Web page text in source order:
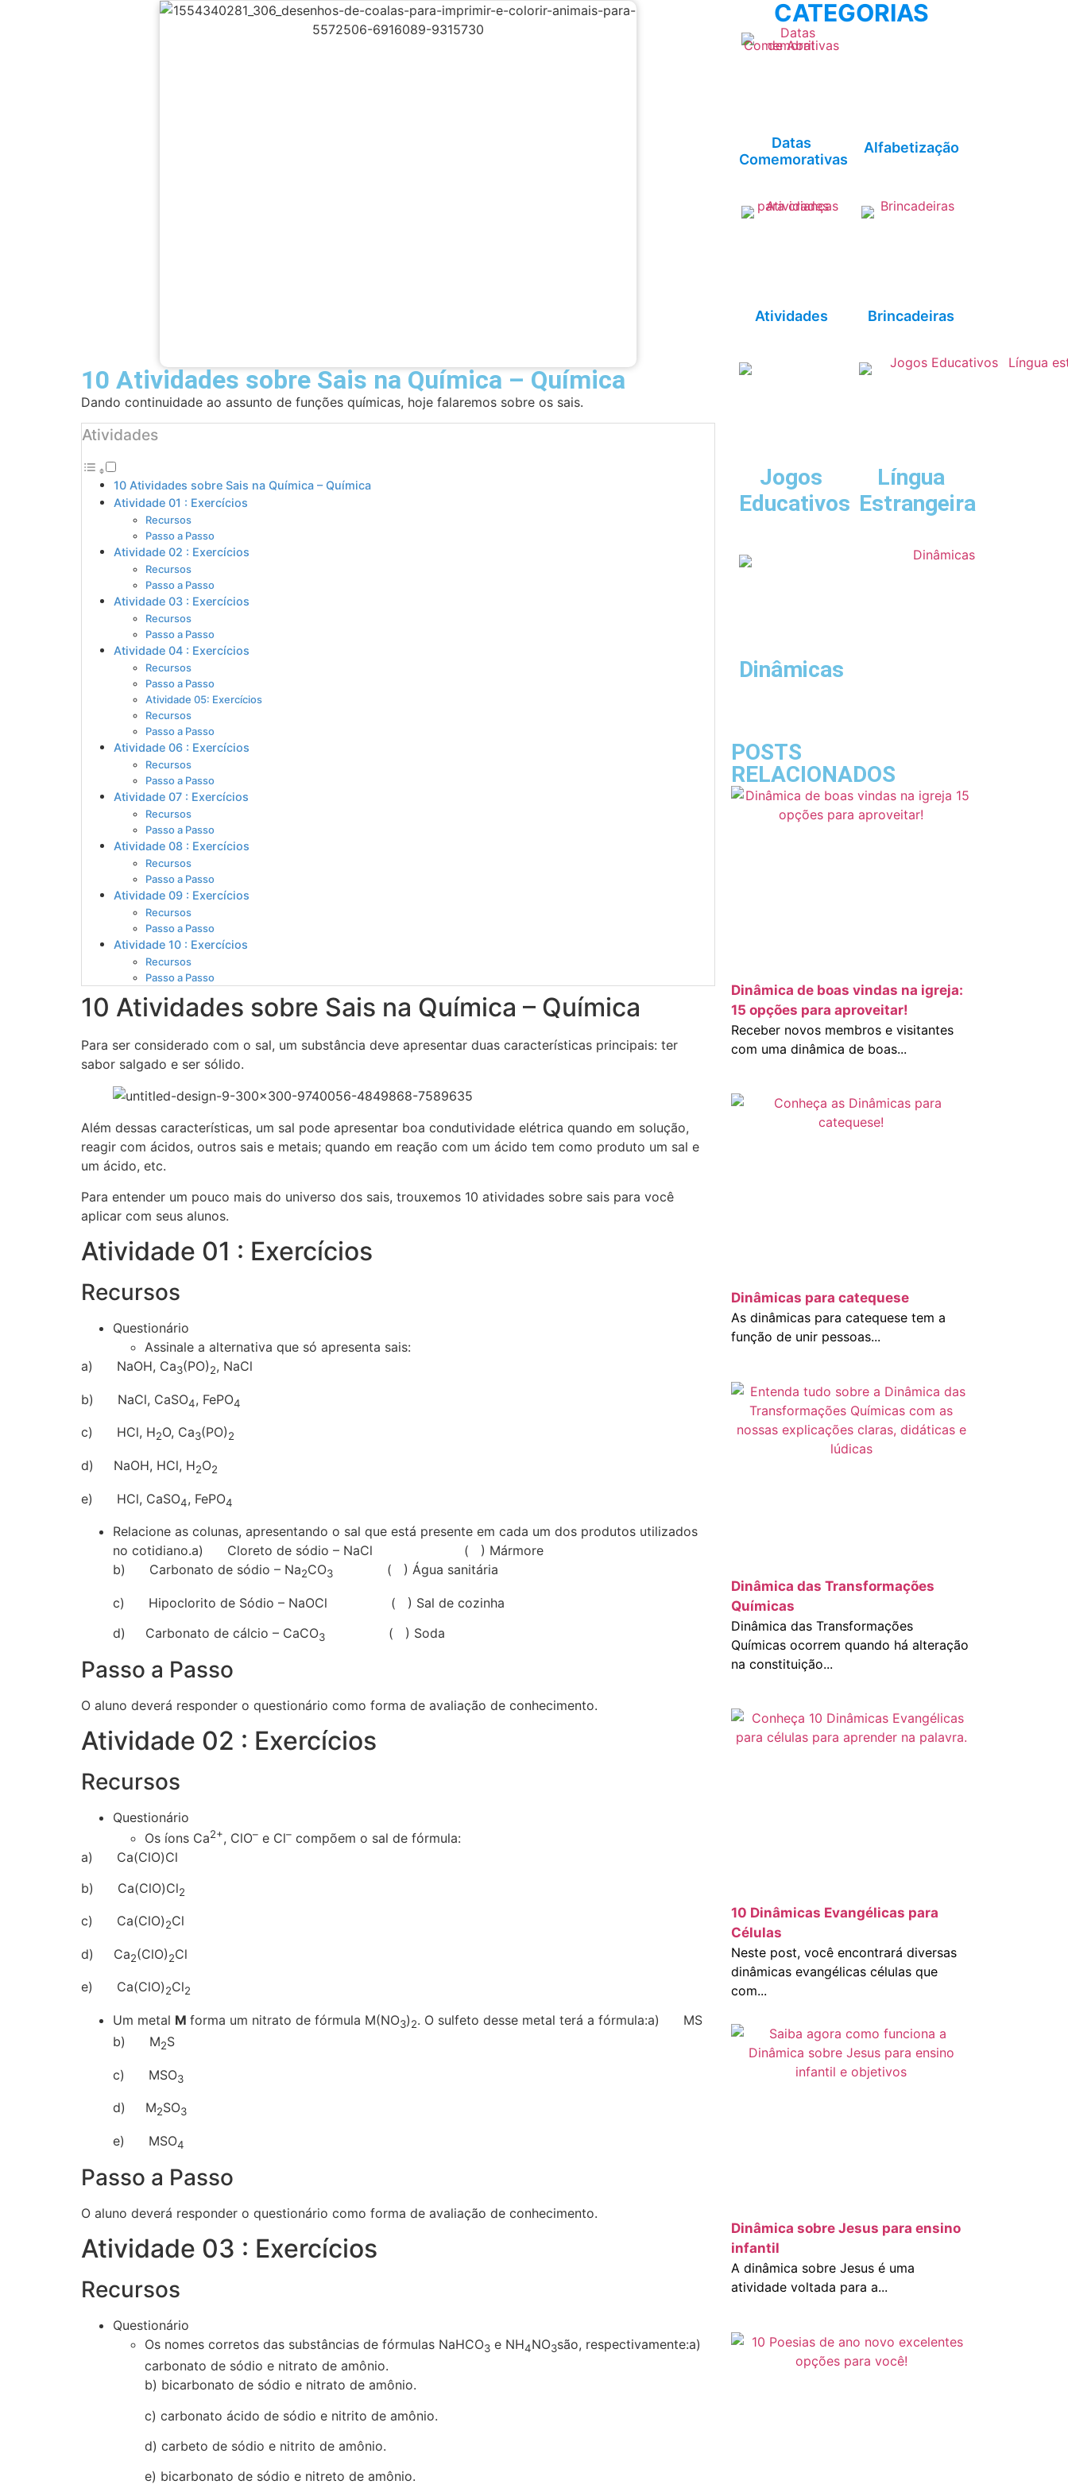
10 Atividades sobre Sais na Química – Química
Dando continuidade ao assunto de funções químicas, hoje falaremos sobre os sais.
Atividades
10 Atividades sobre Sais na Química – Química
Atividade 01 : Exercícios
Recursos
Passo a Passo
Atividade 02 : Exercícios
Recursos
Passo a Passo
Atividade 03 : Exercícios
Recursos
Passo a Passo
Atividade 04 : Exercícios
Recursos
Passo a Passo
Atividade 05: Exercícios
Recursos
Passo a Passo
Atividade 06 : Exercícios
Recursos
Passo a Passo
Atividade 07 : Exercícios
Recursos
Passo a Passo
Atividade 08 : Exercícios
Recursos
Passo a Passo
Atividade 09 : Exercícios
Recursos
Passo a Passo
Atividade 10 : Exercícios
Recursos
Passo a Passo
10 Atividades sobre Sais na Química – Química
Para ser considerado com o sal, um substância deve apresentar duas características principais: ter
sabor salgado e ser sólido.
Além dessas características, um sal pode apresentar boa condutividade elétrica quando em solução,
reagir com ácidos, outros sais e metais; quando em reação com um ácido tem como produto um sal e
um ácido, etc.
Para entender um pouco mais do universo dos sais, trouxemos 10 atividades sobre sais para você
aplicar com seus alunos.
Atividade 01 : Exercícios
Recursos
Questionário
Assinale a alternativa que só apresenta sais:
a) NaOH, Ca3(PO)2, NaCl
b) NaCl, CaSO4, FePO4
c) HCl, H2O, Ca3(PO)2
d) NaOH, HCl, H2O2
e) HCl, CaSO4, FePO4
Relacione as colunas, apresentando o sal que está presente em cada um dos produtos utilizados
no cotidiano.a) Cloreto de sódio – NaCl ( ) Mármore
b) Carbonato de sódio – Na2CO3 ( ) Água sanitária
c) Hipoclorito de Sódio – NaOCl ( ) Sal de cozinha
d) Carbonato de cálcio – CaCO3 ( ) Soda
Passo a Passo
O aluno deverá responder o questionário como forma de avaliação de conhecimento.
Atividade 02 : Exercícios
Recursos
Questionário
Os íons Ca2+, ClO– e Cl– compõem o sal de fórmula:
a) Ca(ClO)Cl
b) Ca(ClO)Cl2
c) Ca(ClO)2Cl
d) Ca2(ClO)2Cl
e) Ca(ClO)2Cl2
Um metal M forma um nitrato de fórmula M(NO3)2. O sulfeto desse metal terá a fórmula:a) MS
b) M2S
c) MSO3
d) M2SO3
e) MSO4
Passo a Passo
O aluno deverá responder o questionário como forma de avaliação de conhecimento.
Atividade 03 : Exercícios
Recursos
Questionário
Os nomes corretos das substâncias de fórmulas NaHCO3 e NH4NO3são, respectivamente:a)
carbonato de sódio e nitrato de amônio.
b) bicarbonato de sódio e nitrato de amônio.
c) carbonato ácido de sódio e nitrito de amônio.
d) carbeto de sódio e nitrito de amônio.
e) bicarbonato de sódio e nitreto de amônio.
CATEGORIAS
Datas
Comemorativas
Alfabetização
Atividades Brincadeiras
Jogos
Educativos
Língua
Estrangeira
Dinâmicas
POSTS
RELACIONADOS
Dinâmica de boas vindas na igreja:
15 opções para aproveitar!
Receber novos membros e visitantes
com uma dinâmica de boas...
Dinâmicas para catequese
As dinâmicas para catequese tem a
função de unir pessoas...
Dinâmica das Transformações
Químicas
Dinâmica das Transformações
Químicas ocorrem quando há alteração
na constituição...
10 Dinâmicas Evangélicas para
Células
Neste post, você encontrará diversas
dinâmicas evangélicas células que
com...
Dinâmica sobre Jesus para ensino
infantil
A dinâmica sobre Jesus é uma
atividade voltada para a...